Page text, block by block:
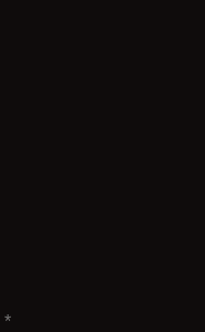
*Erforderlich